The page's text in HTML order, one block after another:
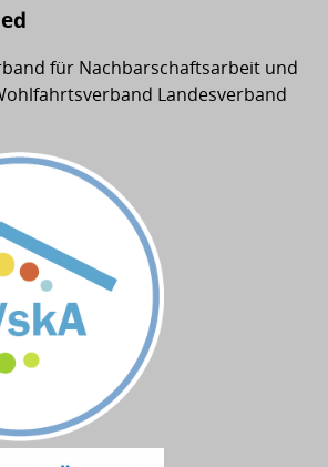
für Nachbarschaftsarbeit und
Landesverband